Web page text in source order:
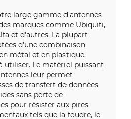
large gamme d'antennes
marques comme Ubiquiti,
et d'autres. La plupart
d'une combinaison
métal et en plastique,
utiliser. Le matériel puissant
leur permet
de transfert de données
sans perte de
pour résister aux pires
tels que la foudre, le